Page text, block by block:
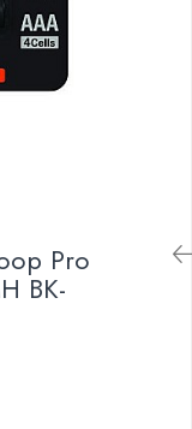
Pro
BK-